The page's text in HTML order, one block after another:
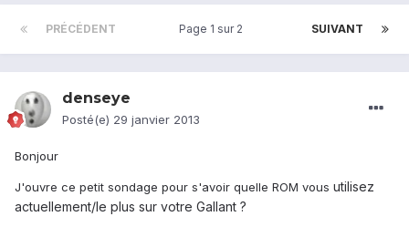
PRÉCÉDENT SUIVANT
Page 1 sur 2
denseye
Posté(e) 29 janvier 2013
Bonjour
J'ouvre ce petit sondage pour s'avoir quelle ROM vous utilisez
actuellement/le plus sur votre Gallant ?